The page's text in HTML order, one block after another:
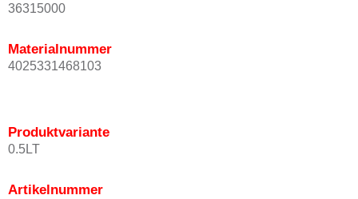
36315000
Materialnummer
4025331468103
Produktvariante
0.5LT
Artikelnummer